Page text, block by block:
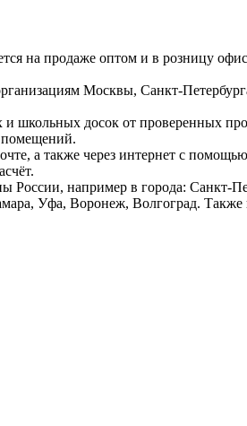
на продаже оптом и в розницу
Москвы, Санкт-
и школьных досок от проверенных
помещений.
а также через интернет с
России, например в города:
Уфа, Воронеж, Волгоград.